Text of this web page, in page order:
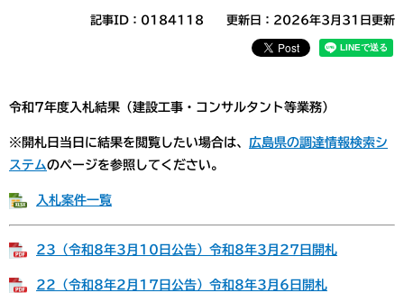
記事ID：0184118 更新日：2026年3月31日更新
令和7年度入札結果（建設工事・コンサルタント等業務）
※開札日当日に結果を閲覧したい場合は、 広島県の調達情報検索シ
ステムのページを参照してください。
入札案件一覧
23（令和8年3月10日公告）令和8年3月27日開札
22（令和8年2月17日公告）令和8年3月6日開札